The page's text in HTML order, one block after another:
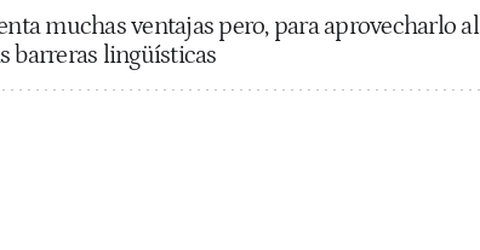
muchas ventajas pero, para aprovecharlo al
barreras lingüísticas